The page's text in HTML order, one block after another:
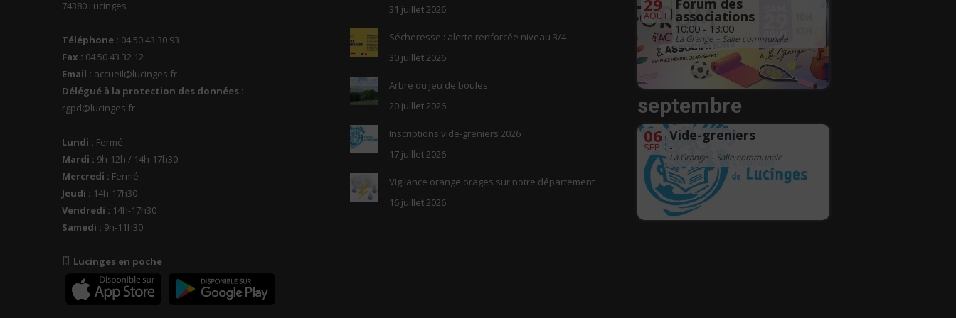
74380 Lucinges
Téléphone : 04 50 43 30 93
Fax : 04 50 43 32 12
Email : accueil@lucinges.fr
Délégué à la protection des données :
rgpd@lucinges.fr
Lundi : Fermé
Mardi : 9h-12h / 14h-17h30
Mercredi : Fermé
Jeudi : 14h-17h30
Vendredi : 14h-17h30
Samedi : 9h-11h30
Lucinges en poche
31 juillet 2026
Sécheresse : alerte renforcée niveau 3/4
30 juillet 2026
Arbre du jeu de boules
20 juillet 2026
Inscriptions vide-greniers 2026
17 juillet 2026
Vigilance orange orages sur notre département
16 juillet 2026
AOÛT associations
10:00 - 13:00
La Grange – Salle communale
septembre
06
SEP
Vide-greniers
-
La Grange – Salle communale